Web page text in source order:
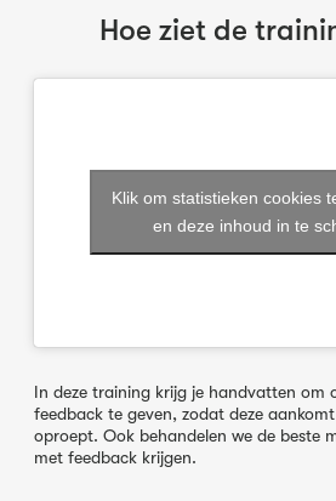
Hoe ziet de
Klik om statistieken cookies
en deze inhoud in te
In deze training krijg je handvatten om
feedback te geven, zodat deze
oproept. Ook behandelen we de beste
met feedback krijgen.